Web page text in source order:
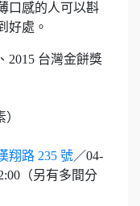
口感的人可以斟
好處。
2015 台灣金餅獎
翔路 235 號／04-
（另有多間分